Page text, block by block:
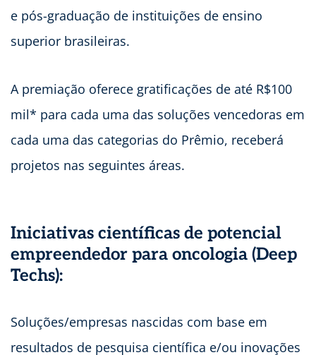
e pós-graduação de instituições de ensino
superior brasileiras.
A premiação oferece gratificações de até R$100
mil* para cada uma das soluções vencedoras em
cada uma das categorias do Prêmio, receberá
projetos nas seguintes áreas.
Iniciativas científicas de potencial
empreendedor para oncologia (Deep
Techs):
Soluções/empresas nascidas com base em
resultados de pesquisa científica e/ou inovações